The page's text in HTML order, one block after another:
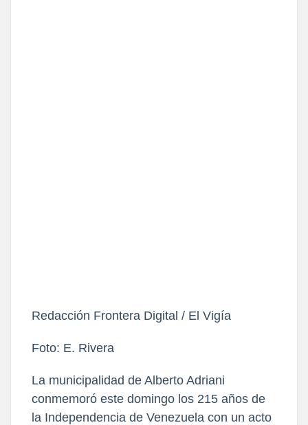
Redacción Frontera Digital / El Vigía
Foto: E. Rivera
La municipalidad de Alberto Adriani
conmemoró este domingo los 215 años de
la Independencia de Venezuela con un acto